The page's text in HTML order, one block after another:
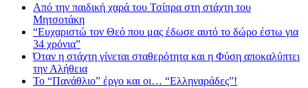
Από την παιδική χαρά του Τσίπρα στη στάχτη του
Μητσοτάκη
“Ευχαριστώ τον Θεό που μας έδωσε αυτό το δώρο έστω για
34 χρόνια”
Όταν η στάχτη γίνεται σταθερότητα και η Φύση αποκαλύπτει
την Αλήθεια
Το “Πανάθλιο” έργο και οι… “Ελληναράδες”!